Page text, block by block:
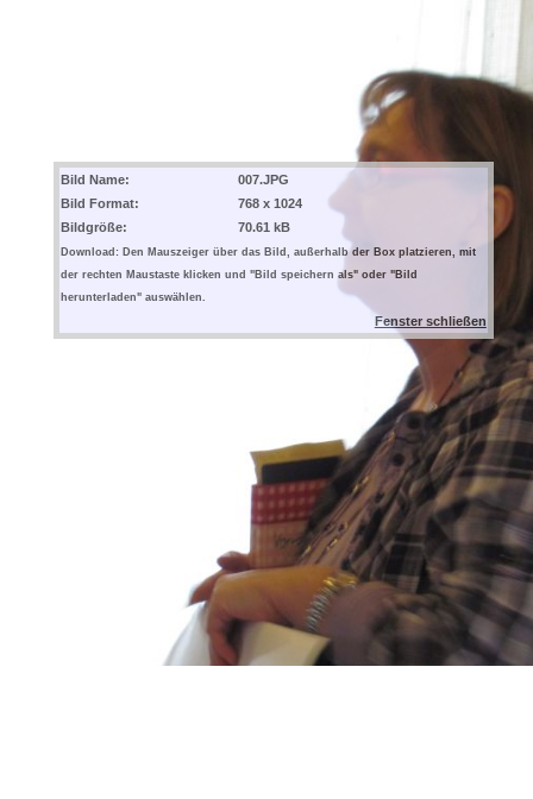
Bild Name:
007.JPG
Bild Format:
768 x 1024
Bildgröße:
70.61 kB
Download: Den Mauszeiger über das Bild, außerhalb der Box platzieren, mit
der rechten Maustaste klicken und "Bild speichern als" oder "Bild
herunterladen" auswählen.
Fenster schließen